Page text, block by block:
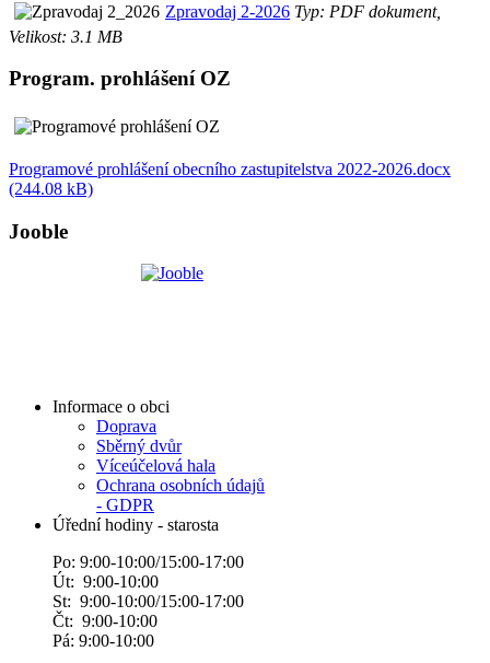
Zpravodaj 2-2026 Typ: PDF dokument,
Velikost: 3.1 MB
Program. prohlášení OZ
Programové prohlášení obecního zastupitelstva 2022-2026.docx
(244.08 kB)
Jooble
Informace o obci
Doprava
Sběrný dvůr
Víceúčelová hala
Ochrana osobních údajů
- GDPR
Úřední hodiny - starosta
Po: 9:00-10:00/15:00-17:00
Út: 9:00-10:00
St: 9:00-10:00/15:00-17:00
Čt: 9:00-10:00
Pá: 9:00-10:00